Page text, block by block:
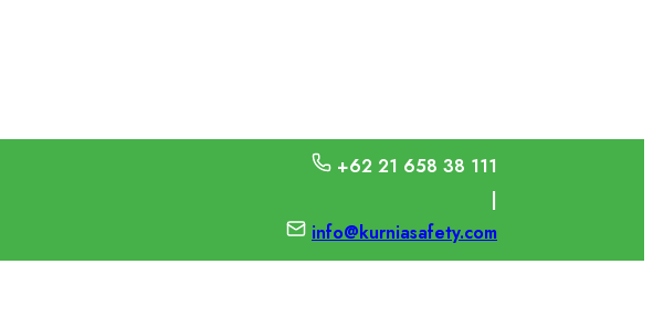
+62 21 658 38 111
|
info@kurniasafety.com